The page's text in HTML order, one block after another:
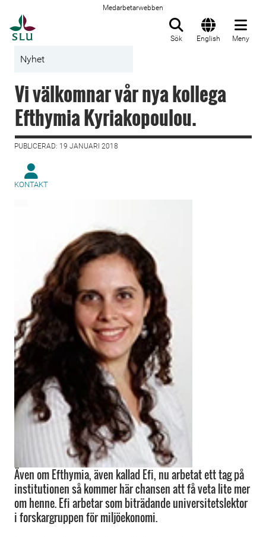
Medarbetarwebben
Sök English Meny
Nyhet
Vi välkomnar vår nya kollega
Efthymia Kyriakopoulou.
PUBLICERAD: 19 JANUARI 2018
KONTAKT
Även om Efthymia, även kallad Efi, nu arbetat ett tag på
institutionen så kommer här chansen att få veta lite mer
om henne. Efi arbetar som biträdande universitetslektor
i forskargruppen för miljöekonomi.